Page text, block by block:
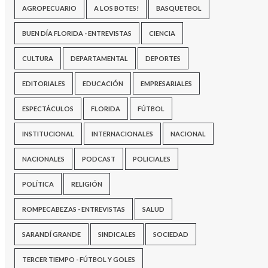
AGROPECUARIO A LOS BOTES! BASQUETBOL
BUEN DÍA FLORIDA - ENTREVISTAS CIENCIA
CULTURA DEPARTAMENTAL DEPORTES
EDITORIALES EDUCACIÓN EMPRESARIALES
ESPECTÁCULOS FLORIDA FÚTBOL
INSTITUCIONAL INTERNACIONALES NACIONAL
NACIONALES PODCAST POLICIALES
POLÍTICA RELIGIÓN
ROMPECABEZAS - ENTREVISTAS SALUD
SARANDÍ GRANDE SINDICALES SOCIEDAD
TERCER TIEMPO - FÚTBOL Y GOLES